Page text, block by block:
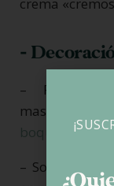
crema
-
– Para
mascarpone
boquilla
– Sobre la